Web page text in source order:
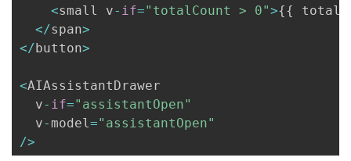
<small v- if="totalCount > 0">{{
</span>
</button>
<AIAssistantDrawer
  v
- if="assistantOpen"
  v
- model="assistantOpen"
/>